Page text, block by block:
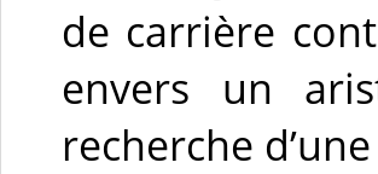
de carrière
envers un
recherche